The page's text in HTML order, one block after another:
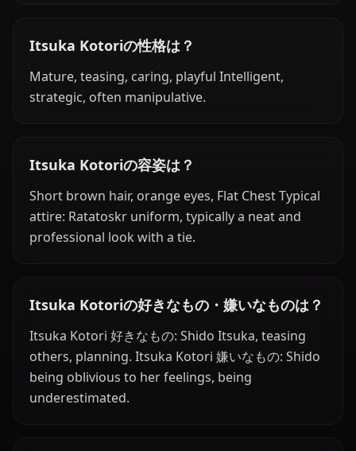
Itsuka Kotoriの性格は？
Mature, teasing, caring, playful Intelligent,
strategic, often manipulative.
Itsuka Kotoriの容姿は？
Short brown hair, orange eyes, Flat Chest Typical
attire: Ratatoskr uniform, typically a neat and
professional look with a tie.
Itsuka Kotoriの好きなもの・嫌いなものは？
Itsuka Kotori 好きなもの: Shido Itsuka, teasing
others, planning. Itsuka Kotori 嫌いなもの: Shido
being oblivious to her feelings, being
underestimated.